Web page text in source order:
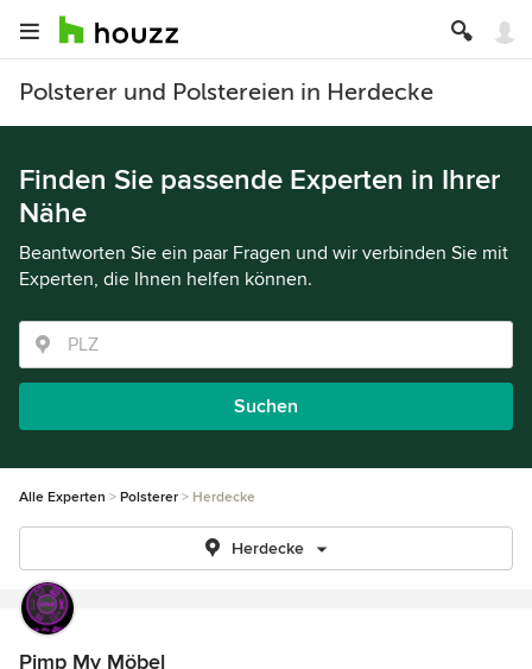
Polsterer und Polstereien in Herdecke
Finden Sie passende Experten in Ihrer
Nähe
Beantworten Sie ein paar Fragen und wir verbinden Sie mit
Experten, die Ihnen helfen können.
Suchen
Alle Experten Polsterer Herdecke
Herdecke
Pimp My Möbel